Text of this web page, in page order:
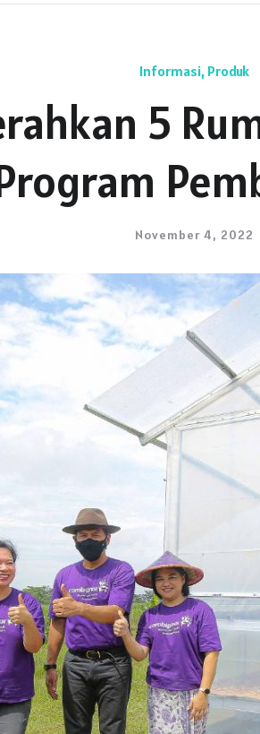
Informasi, Produk
5
November 4, 2022